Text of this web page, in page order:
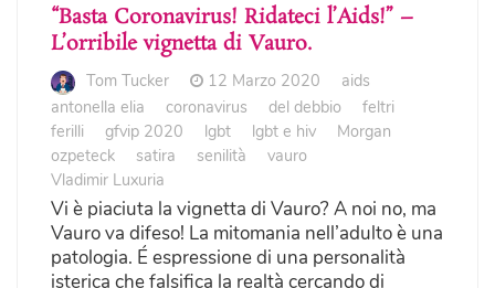
“Basta Coronavirus! Ridateci l’Aids!” –
L’orribile vignetta di Vauro.
Tom Tucker 12 Marzo 2020
aids
antonella elia
coronavirus del debbio
feltri
ferilli
gfvip 2020 lgbt lgbt e hiv
Morgan
ozpeteck
satira senilità
vauro
Vladimir Luxuria
Vi è piaciuta la vignetta di Vauro? A noi no, ma
Vauro va difeso! La mitomania nell’adulto è una
patologia. É espressione di una personalità
isterica che falsifica la realtà cercando di